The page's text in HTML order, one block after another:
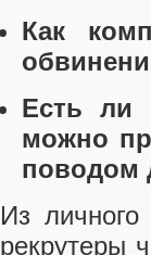
Как
Есть ли
можно
поводом
Из
рекрутеры